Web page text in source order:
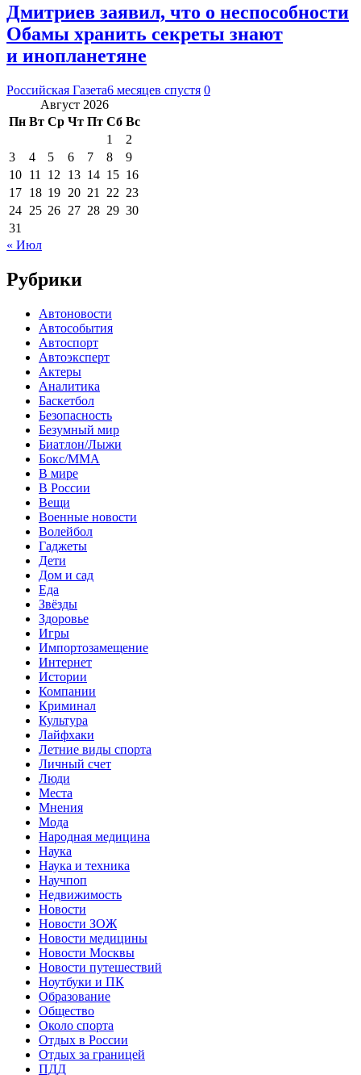
Дмитриев заявил, что о неспособности
Обамы хранить секреты знают
и инопланетяне
Российская Газета6 месяцев спустя 0
Август 2026
Пн Вт Ср Чт Пт Сб Вс
1
2
3
4 5 6 7 8
9
10 11 12 13 14 15 16
17 18 19 20 21 22 23
24 25 26 27 28 29 30
31
« Июл
Рубрики
Автоновости
Автособытия
Автоспорт
Автоэксперт
Актеры
Аналитика
Баскетбол
Безопасность
Безумный мир
Биатлон/Лыжи
Бокс/MMA
В мире
В России
Вещи
Военные новости
Волейбол
Гаджеты
Дети
Дом и сад
Еда
Звёзды
Здоровье
Игры
Импортозамещение
Интернет
Истории
Компании
Криминал
Культура
Лайфхаки
Летние виды спорта
Личный счет
Люди
Места
Мнения
Мода
Народная медицина
Наука
Наука и техника
Научпоп
Недвижимость
Новости
Новости ЗОЖ
Новости медицины
Новости Москвы
Новости путешествий
Ноутбуки и ПК
Образование
Общество
Около спорта
Отдых в России
Отдых за границей
ПДД